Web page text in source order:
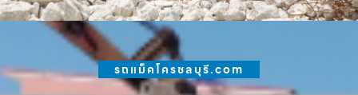
รถแม็คโครชลบุรี.com